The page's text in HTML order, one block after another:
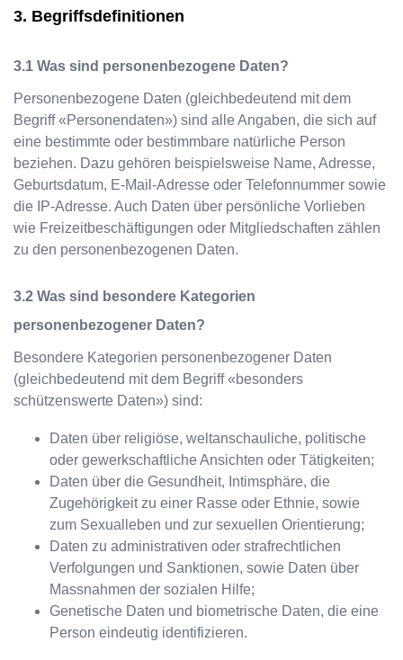
Begriffsdefinitionen
Was sind personenbezogene Daten?
Personenbezogene Daten (gleichbedeutend mit dem
Begriff «Personendaten») sind alle Angaben, die sich auf
eine bestimmte oder bestimmbare natürliche Person
beziehen. Dazu gehören beispielsweise Name, Adresse,
Geburtsdatum, E-Mail-Adresse oder Telefonnummer sowie
die IP-Adresse. Auch Daten über persönliche Vorlieben
wie Freizeitbeschäftigungen oder Mitgliedschaften zählen
zu den personenbezogenen Daten.
Was sind besondere Kategorien
personenbezogener Daten?
Besondere Kategorien personenbezogener Daten
(gleichbedeutend mit dem Begriff «besonders
schützenswerte Daten») sind:
Daten über religiöse, weltanschauliche, politische
oder gewerkschaftliche Ansichten oder Tätigkeiten;
Daten über die Gesundheit, Intimsphäre, die
Zugehörigkeit zu einer Rasse oder Ethnie, sowie
zum Sexualleben und zur sexuellen Orientierung;
Daten zu administrativen oder strafrechtlichen
Verfolgungen und Sanktionen, sowie Daten über
Massnahmen der sozialen Hilfe;
Genetische Daten und biometrische Daten, die eine
Person eindeutig identifizieren.